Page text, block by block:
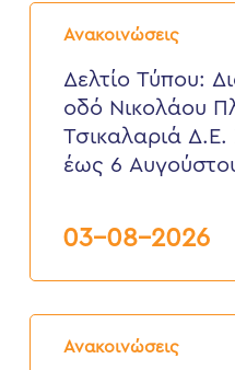
Ανακοινώσεις
Δελτίο
Τύπου:
νερού
στην
Νικολάου
Πλαστήρα,
περιοχή
Σούδας,
έως
2026
Δελτίο Τύπου:
οδό Νικολάου
Τσικαλαριά
έως 6
03-08-2026
Ανακοινώσεις
Δελτίο
Τύπου: